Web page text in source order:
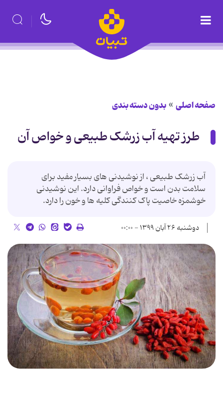
صفحه اصلی بدون دسته بندی
طرز تهیه آب زرشک طبیعی و خواص آن
آب زرشک طبیعی ، از نوشیدنی های بسیار مفید برای
سلامت بدن است و خواص فراوانی دارد. این نوشیدنی
خوشمزه خاصیت پاک کنندگی کلیه ها و خون را دارد.
دوشنبه ۲۶ آبان ۱۳۹۹ - ۰۰:۰۰